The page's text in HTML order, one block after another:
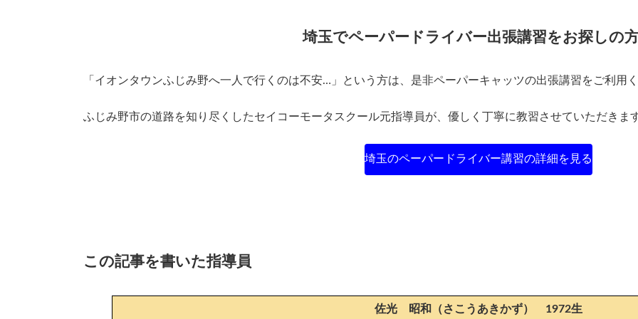
埼玉でペーパードライバー出張講習をお探しの
「イオンタウンふじみ野へ一人で行くのは不安…」という方は、是非ペーパーキャッツの出張講習をご利用く
ふじみ野市の道路を知り尽くしたセイコーモータスクール元指導員が、優しく丁寧に教習させていただきます
埼玉のペーパードライバー講習の詳細を見る
この記事を書いた指導員
佐光 昭和（さこうあきかず） 1972生